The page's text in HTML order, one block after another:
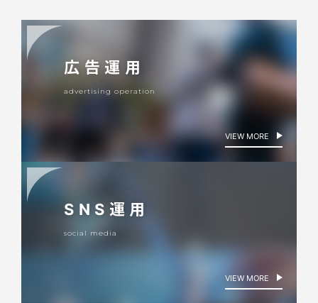
広告運用
advertising operation
VIEW MORE
SNS運用
social media
VIEW MORE